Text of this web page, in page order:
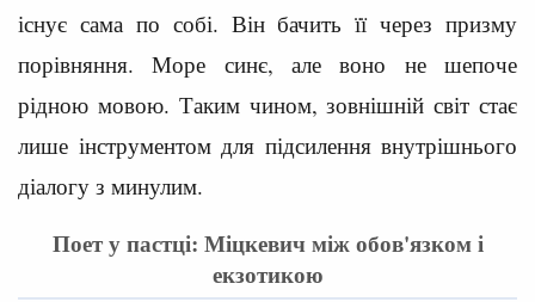
існує сама по собі. Він бачить її через призму
порівняння. Море синє, але воно не шепоче
рідною мовою. Таким чином, зовнішній світ стає
лише інструментом для підсилення внутрішнього
діалогу з минулим.
Поет у пастці: Міцкевич між обов'язком і
екзотикою